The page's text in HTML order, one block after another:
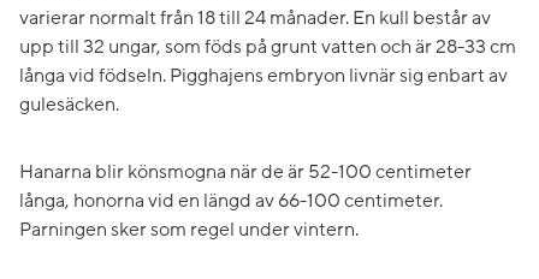
varierar normalt från 18 till 24 månader. En kull består av
upp till 32 ungar, som föds på grunt vatten och är 28-33 cm
långa vid födseln. Pigghajens embryon livnär sig enbart av
gulesäcken.
Hanarna blir könsmogna när de är 52-100 centimeter
långa, honorna vid en längd av 66-100 centimeter.
Parningen sker som regel under vintern.